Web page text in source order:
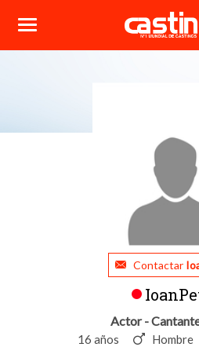
Contactar
Actor -
16 años Hombre